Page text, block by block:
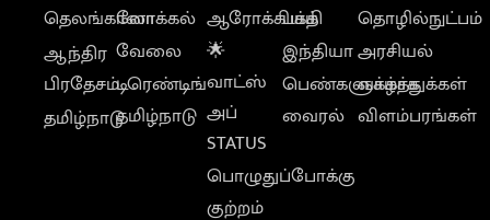
தெலங்கானா
ஆந்திர
பிரதேசம்
தமிழ்நாடு
லோக்கல்
வேலை
டிரெண்டிங்
தமிழ்நாடு
ஆரோக்கியம்
🌟
வாட்ஸ்
அப்
STATUS
பொழுதுப்போக்கு
குற்றம்
பக்தி
இந்தியா
பெண்களுக்காக
வைரல்
தொழில்நுட்பம்
அரசியல்
வாழ்த்துக்கள்
விளம்பரங்கள்